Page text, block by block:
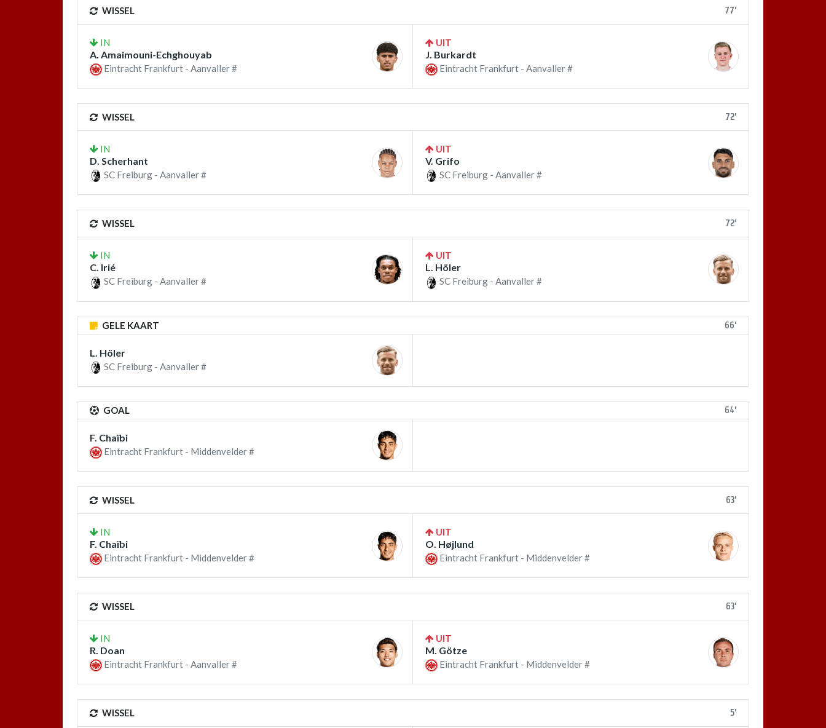
WISSEL 77'
IN
A. Amaimouni-Echghouyab
Eintracht Frankfurt - Aanvaller #
UIT
J. Burkardt
Eintracht Frankfurt - Aanvaller #
WISSEL 72'
IN
D. Scherhant
SC Freiburg - Aanvaller #
UIT
V. Grifo
SC Freiburg - Aanvaller #
WISSEL 72'
IN
C. Irié
SC Freiburg - Aanvaller #
UIT
L. Höler
SC Freiburg - Aanvaller #
GELE KAART 66'
L. Höler
SC Freiburg - Aanvaller #
GOAL 64'
F. Chaïbi
Eintracht Frankfurt - Middenvelder #
WISSEL 63'
IN
F. Chaïbi
Eintracht Frankfurt - Middenvelder #
UIT
O. Højlund
Eintracht Frankfurt - Middenvelder #
WISSEL 63'
IN
R. Doan
Eintracht Frankfurt - Aanvaller #
UIT
M. Götze
Eintracht Frankfurt - Middenvelder #
WISSEL 5'